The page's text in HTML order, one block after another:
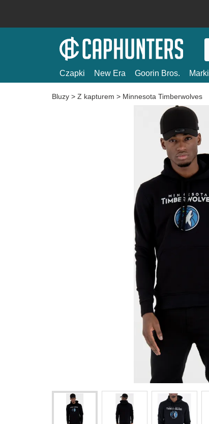
Czapki New Era Goorin Bros. Marki
Bluzy > Z kapturem > Minnesota Timberwolves